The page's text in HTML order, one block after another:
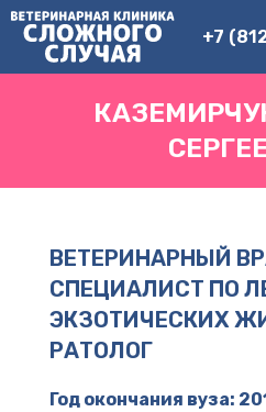
+7
ВЕТЕРИНАРНЫЙ
СПЕЦИАЛИСТ ПО
ЭКЗОТИЧЕСКИХ
РАТОЛОГ
Год окончания вуза: